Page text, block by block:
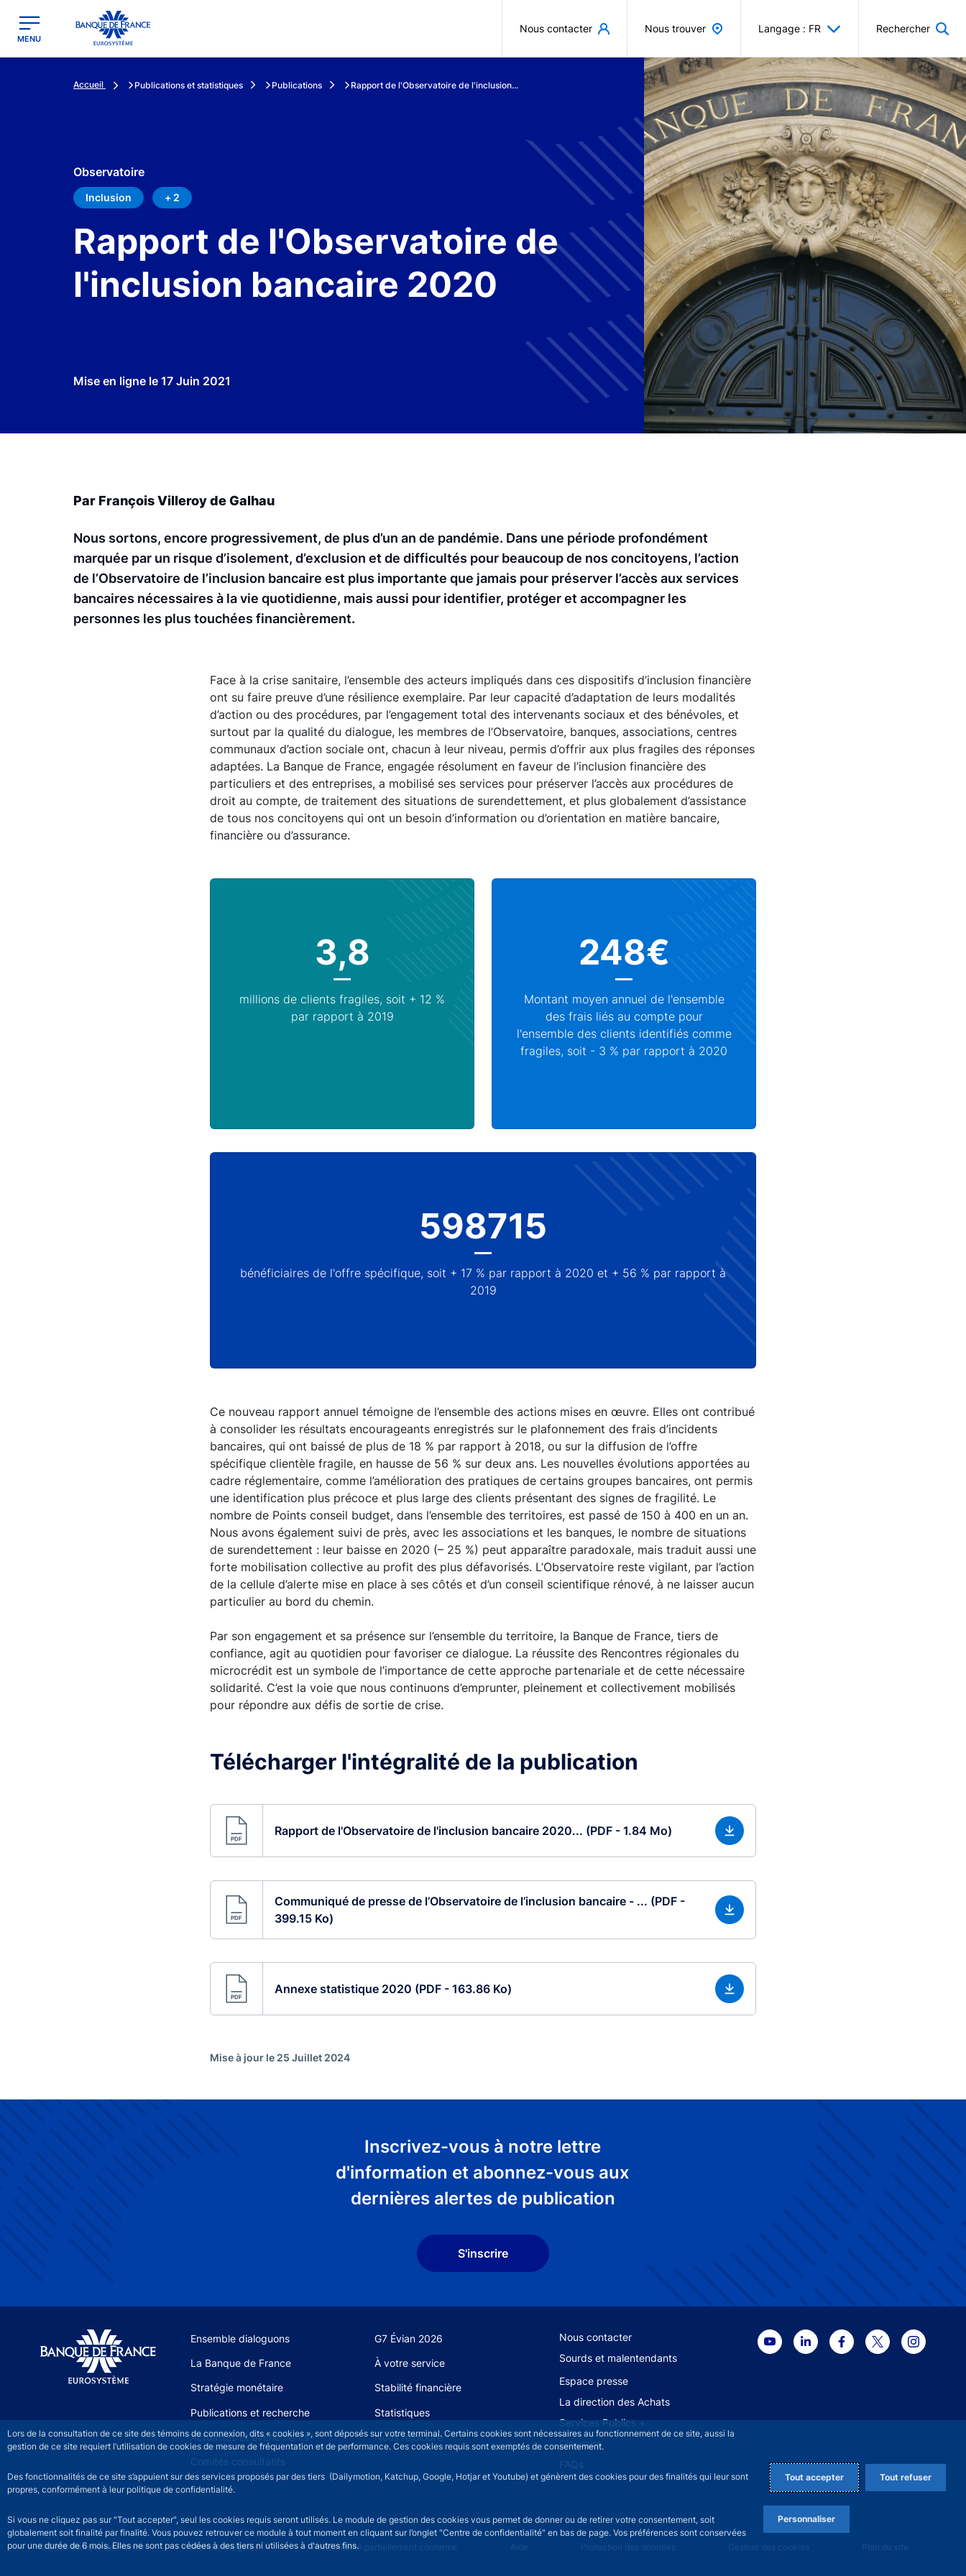
Lors de la consultation de ce site des témoins de connexion, dits « cookies », sont déposés sur votre terminal. Certains cookies sont nécessaires au fonctionnement de ce site, aussi la
gestion de ce site requiert l’utilisation de cookies de mesure de fréquentation et de performance. Ces cookies requis sont exemptés de consentement.
Des fonctionnalités de ce site s’appuient sur des services proposés par des tiers (Dailymotion, Katchup, Google, Hotjar et Youtube) et génèrent des cookies pour des finalités qui leur sont
propres, conformément à leur politique de confidentialité.
Si vous ne cliquez pas sur "Tout accepter", seul les cookies requis seront utilisés. Le module de gestion des cookies vous permet de donner ou de retirer votre consentement, soit
globalement soit finalité par finalité. Vous pouvez retrouver ce module à tout moment en cliquant sur l’onglet "Centre de confidentialité" en bas de page. Vos préférences sont conservées
pour une durée de 6 mois. Elles ne sont pas cédées à des tiers ni utilisées à d'autres fins.
Tout accepter Tout refuser
Personnaliser
Banque de France - Menu Principal
MENU
Nous contacter Nous trouver Langage : FR Rechercher
Accueil Publications et statistiques Publications Rapport de l'Observatoire de l'inclusion...
Observatoire
Inclusion + 2
Rapport de l'Observatoire de
l'inclusion bancaire 2020
Mise en ligne le 17 Juin 2021
Par François Villeroy de Galhau
Nous sortons, encore progressivement, de plus d’un an de pandémie. Dans une période profondément
marquée par un risque d’isolement, d’exclusion et de difficultés pour beaucoup de nos concitoyens, l’action
de l’Observatoire de l’inclusion bancaire est plus importante que jamais pour préserver l’accès aux services
bancaires nécessaires à la vie quotidienne, mais aussi pour identifier, protéger et accompagner les
personnes les plus touchées financièrement.
Face à la crise sanitaire, l’ensemble des acteurs impliqués dans ces dispositifs d’inclusion financière
ont su faire preuve d’une résilience exemplaire. Par leur capacité d’adaptation de leurs modalités
d’action ou des procédures, par l’engagement total des intervenants sociaux et des bénévoles, et
surtout par la qualité du dialogue, les membres de l’Observatoire, banques, associations, centres
communaux d’action sociale ont, chacun à leur niveau, permis d’offrir aux plus fragiles des réponses
adaptées. La Banque de France, engagée résolument en faveur de l’inclusion financière des
particuliers et des entreprises, a mobilisé ses services pour préserver l’accès aux procédures de
droit au compte, de traitement des situations de surendettement, et plus globalement d’assistance
de tous nos concitoyens qui ont un besoin d’information ou d’orientation en matière bancaire,
financière ou d’assurance.
3,8
millions de clients fragiles, soit + 12 %
par rapport à 2019
248€
Montant moyen annuel de l'ensemble
des frais liés au compte pour
l'ensemble des clients identifiés comme
fragiles, soit - 3 % par rapport à 2020
598715
bénéficiaires de l'offre spécifique, soit + 17 % par rapport à 2020 et + 56 % par rapport à
2019
Ce nouveau rapport annuel témoigne de l’ensemble des actions mises en œuvre. Elles ont contribué
à consolider les résultats encourageants enregistrés sur le plafonnement des frais d’incidents
bancaires, qui ont baissé de plus de 18 % par rapport à 2018, ou sur la diffusion de l’offre
spécifique clientèle fragile, en hausse de 56 % sur deux ans. Les nouvelles évolutions apportées au
cadre réglementaire, comme l’amélioration des pratiques de certains groupes bancaires, ont permis
une identification plus précoce et plus large des clients présentant des signes de fragilité. Le
nombre de Points conseil budget, dans l’ensemble des territoires, est passé de 150 à 400 en un an.
Nous avons également suivi de près, avec les associations et les banques, le nombre de situations
de surendettement : leur baisse en 2020 (– 25 %) peut apparaître paradoxale, mais traduit aussi une
forte mobilisation collective au profit des plus défavorisés. L’Observatoire reste vigilant, par l’action
de la cellule d’alerte mise en place à ses côtés et d’un conseil scientifique rénové, à ne laisser aucun
particulier au bord du chemin.
Par son engagement et sa présence sur l’ensemble du territoire, la Banque de France, tiers de
confiance, agit au quotidien pour favoriser ce dialogue. La réussite des Rencontres régionales du
microcrédit est un symbole de l’importance de cette approche partenariale et de cette nécessaire
solidarité. C’est la voie que nous continuons d’emprunter, pleinement et collectivement mobilisés
pour répondre aux défis de sortie de crise.
Télécharger l'intégralité de la publication
Rapport de l'Observatoire de l'inclusion bancaire 2020... (PDF - 1.84 Mo)
Communiqué de presse de l’Observatoire de l’inclusion bancaire - ... (PDF -
399.15 Ko)
Annexe statistique 2020 (PDF - 163.86 Ko)
Mise à jour le 25 Juillet 2024
Inscrivez-vous à notre lettre
d'information et abonnez-vous aux
dernières alertes de publication
S'inscrire
Site navigation
Ensemble dialoguons G7 Évian 2026
La Banque de France À votre service
Stratégie monétaire Stabilité financière
Publications et recherche Statistiques
Actualités et événements Nous rejoindre
Comités consultatifs
Footer secondary menu
Nous contacter
Sourds et malentendants
Espace presse
La direction des Achats
Services Publics +
Glossaire
FAQs
©2026 Banque de France Footer legal notice menu
Mentions légales Accessibilité partiellement conforme Aide Protection des données Gestion des cookies Plan du site